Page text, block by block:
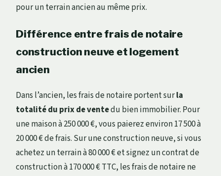
pour un terrain ancien au même prix.
Différence entre frais de notaire
construction neuve et logement
ancien
Dans l’ancien, les frais de notaire portent surla
totalité du prix de ventedu bien immobilier. Pour
une maison à 250 000 €, vous paierez environ 17 500 à
20 000 € de frais. Sur une construction neuve, si vous
achetez un terrain à 80 000 € et signez un contrat de
construction à 170 000 € TTC, les frais de notaire ne